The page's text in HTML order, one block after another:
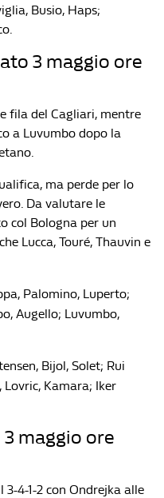
Busio, Haps;
3 maggio ore
fila del Cagliari, mentre
a Luvumbo dopo la
ma perde per lo
Da valutare le
col Bologna per un
Lucca, Touré, Thauvin e
Palomino, Luperto;
Augello; Luvumbo,
Bijol, Solet; Rui
Kamara; Iker
maggio ore
4-1-2 con Ondrejka alle